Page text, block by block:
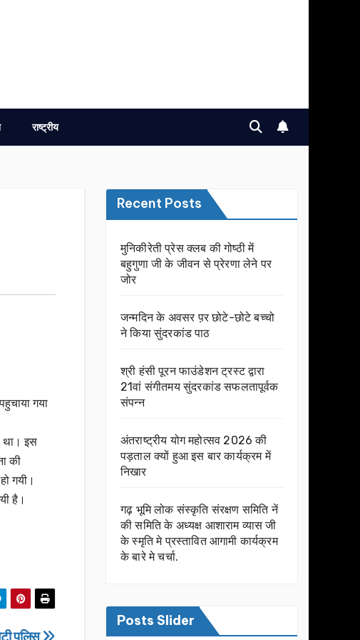
राष्ट्रीय
गया
था। इस
की
गयी।
है।
पुलिस
Recent Posts
मुनिकीरेती प्रेस क्लब की गोष्ठी में
बहुगुणा जी के जीवन से प्रेरणा लेने पर
जोर
जन्मदिन के अवसर प़र छोटे-छोटे बच्चो
ने किया सुंदरकांड पाठ
श्री हंसी पूरन फाउंडेशन ट्रस्ट द्वारा
21वां संगीतमय सुंदरकांड सफलतापूर्वक
संपन्न
अंतराष्ट्रीय योग महोत्सव 2026 की
पड़ताल क्यों हुआ इस बार कार्यक्रम में
निखार
गढ़ भूमि लोक संस्कृति संरक्षण समिति नें
की समिति के अध्यक्ष आशाराम व्यास जी
के स्मृति मे प्रस्तावित आगामी कार्यक्रम
के बारे मे चर्चा.
Posts Slider